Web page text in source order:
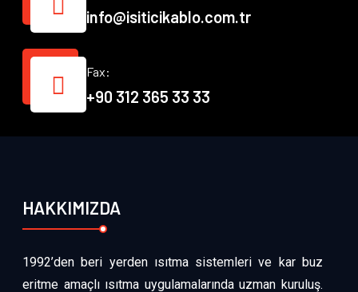
info@isiticikablo.com.tr
Fax:
+90 312 365 33 33
HAKKIMIZDA
1992’den beri yerden ısıtma sistemleri ve kar buz
eritme amaçlı ısıtma uygulamalarında uzman kuruluş.